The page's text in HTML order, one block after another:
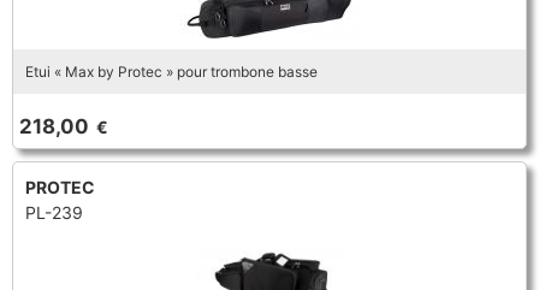
Etui « Max by Protec » pour trombone basse
218,00 €
PROTEC
PL-239